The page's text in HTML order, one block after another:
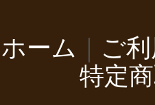
ホーム ご
特定